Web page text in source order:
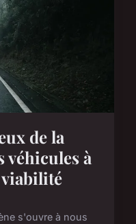
de la
véhicules à
s'ouvre à nous